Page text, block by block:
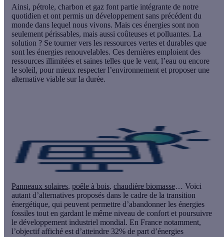
Ainsi, pétrole, charbon et gaz font partie intégrante de notre
quotidien et ont permis un développement sans précédent du
monde dans lequel nous vivons. Mais ces énergies sont non
seulement périssables, mais aussi coûteuses et polluantes. La
solution ? Se tourner vers les ressources vertes et durables que
sont les énergies renouvelables. Ces dernières emploient des
ressources illimitées et saines telles que le vent, l’eau ou encore
le soleil, pour mieux respecter l’environnement et proposer une
alternative viable sur la durée.
Panneaux solaires, poêle à bois, chaudière biomasse… Voici
autant d’alternatives proposés dans le cadre de la transition
énergétique, qui peuvent permettre d’abandonner les énergies
fossiles tout en gardant le même niveau de confort et poursuivre
le développement industriel mondial. En France notamment,
l’objectif affiché est d’atteindre 32% de part d’énergies